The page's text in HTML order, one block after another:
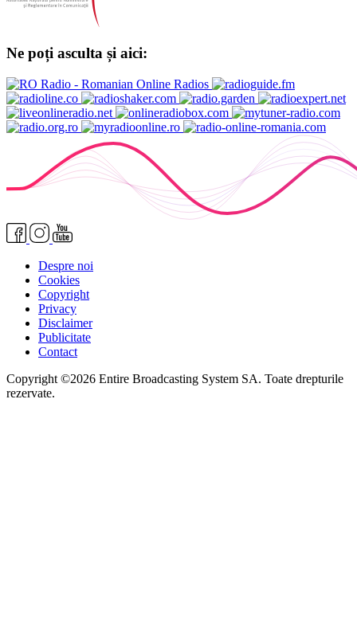
Ne poți asculta și aici:
Despre noi
Cookies
Copyright
Privacy
Disclaimer
Publicitate
Contact
Copyright ©2026 Entire Broadcasting System SA. Toate drepturile
rezervate.